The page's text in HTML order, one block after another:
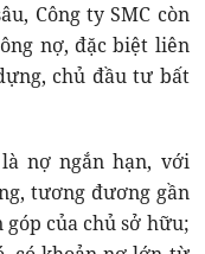
Công ty SMC còn
nợ, đặc biệt liên
chủ đầu tư bất
nợ ngắn hạn, với
tương đương gần
góp của chủ sở hữu;